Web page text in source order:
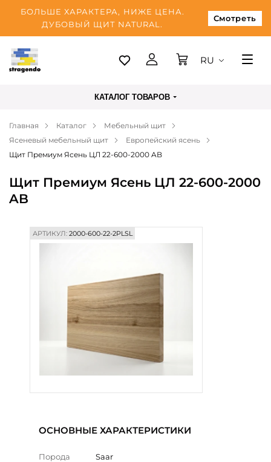
БОЛЬШЕ ХАРАКТЕРА, НИЖЕ ЦЕНА.
ДУБОВЫЙ ЩИТ NATURAL.
Смотреть
Таллинн
Оплата
О нас
Блог
Контакты
RU
КАТАЛОГ ТОВАРОВ
Главная Каталог
Мебельный щит
Ясеневый мебельный щит
Европейский ясень
Щит Премиум Ясень ЦЛ 22-600-2000 AB
Щит Премиум Ясень ЦЛ 22-600-2000
AB
АРТИКУЛ:2000-600-22-2PLSL
ОСНОВНЫЕ ХАРАКТЕРИСТИКИ
Порода Saar